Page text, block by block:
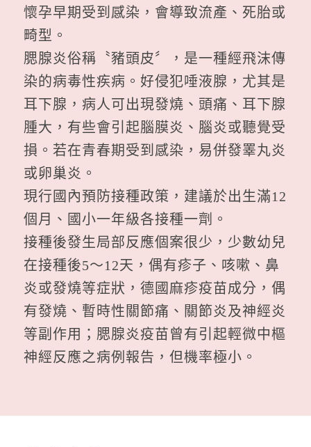
懷孕早期受到感染，會導致流產、死胎或
畸型。
腮腺炎俗稱〝豬頭皮〞，是一種經飛沫傳
染的病毒性疾病。好侵犯唾液腺，尤其是
耳下腺，病人可出現發燒、頭痛、耳下腺
腫大，有些會引起腦膜炎、腦炎或聽覺受
損。若在青春期受到感染，易併發睪丸炎
或卵巢炎。
現行國內預防接種政策，建議於出生滿12
個月、國小一年級各接種一劑。
接種後發生局部反應個案很少，少數幼兒
在接種後5～12天，偶有疹子、咳嗽、鼻
炎或發燒等症狀，德國麻疹疫苗成分，偶
有發燒、暫時性關節痛、關節炎及神經炎
等副作用；腮腺炎疫苗曾有引起輕微中樞
神經反應之病例報告，但機率極小。